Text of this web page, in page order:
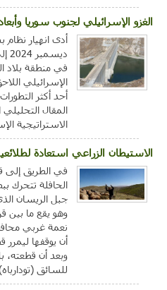
الغزو الإسرائيلي لجنوب سوريا
أدى انهيار
في منطقة بلاد
الإسرائيلي
أحد أكثر
المقال
الاستراتيجية
الاستيطان الزراعي استعادة
في الطريق إلى
الحافلة تتحرك
جبل الريسان
وهو يقع ما بين
نعمة غربي
أن يوقفها ليمرر
وبعد أن قطعته،
للسائق